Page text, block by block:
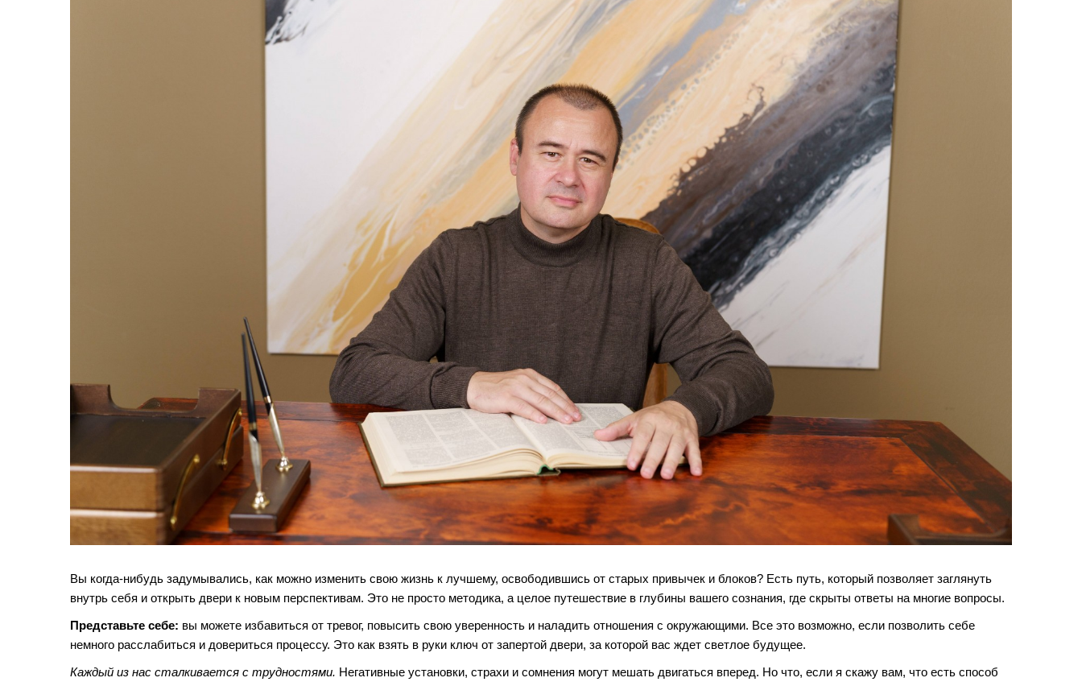
Вы когда-нибудь задумывались, как можно изменить свою жизнь к лучшему, освободившись от старых привычек и блоков? Есть путь, который позволяет заглянуть
внутрь себя и открыть двери к новым перспективам. Это не просто методика, а целое путешествие в глубины вашего сознания, где скрыты ответы на многие вопросы.
Представьте себе: вы можете избавиться от тревог, повысить свою уверенность и наладить отношения с окружающими. Все это возможно, если позволить себе
немного расслабиться и довериться процессу. Это как взять в руки ключ от запертой двери, за которой вас ждет светлое будущее.
Каждый из нас сталкивается с трудностями. Негативные установки, страхи и сомнения могут мешать двигаться вперед. Но что, если я скажу вам, что есть способ